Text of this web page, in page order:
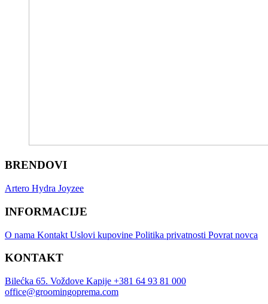
BRENDOVI
Artero Hydra Joyzee
INFORMACIJE
O nama Kontakt Uslovi kupovine Politika privatnosti Povrat novca
KONTAKT
Bilećka 65. Voždove Kapije +381 64 93 81 000
office@groomingoprema.com